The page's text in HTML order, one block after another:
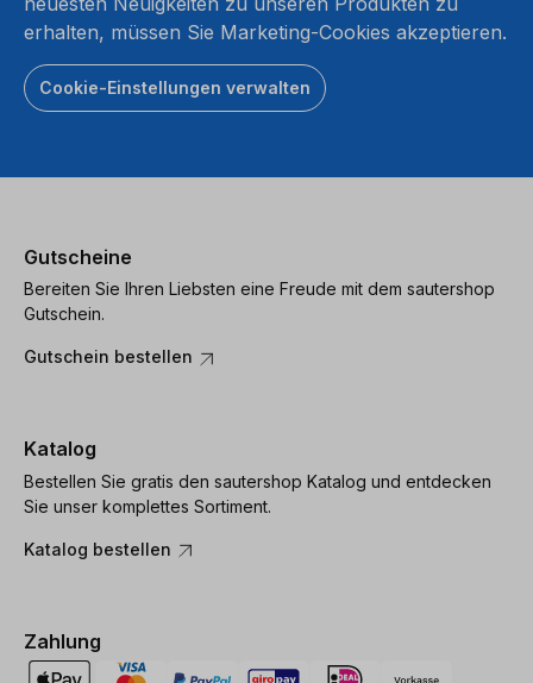
erhalten, müssen Sie Marketing-Cookies akzeptieren.
Cookie-Einstellungen verwalten
Gutscheine
Bereiten Sie Ihren Liebsten eine Freude mit dem sautershop
Gutschein.
Gutschein bestellen
Katalog
Bestellen Sie gratis den sautershop Katalog und entdecken
Sie unser komplettes Sortiment.
Katalog bestellen
Zahlung